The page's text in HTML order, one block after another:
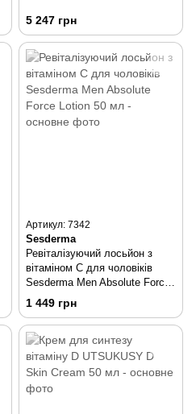
5 247 грн
Артикул: 7342
Sesderma
Ревіталізуючий лосьйон з
вітаміном С для чоловіків
Sesderma Men Absolute Force
Lotion 50 мл
1 449 грн